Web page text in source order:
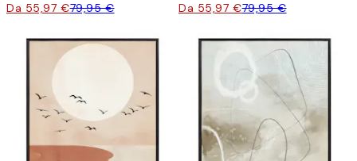
Da 55,97 €79,95 € Da 55,97 €79,95 €